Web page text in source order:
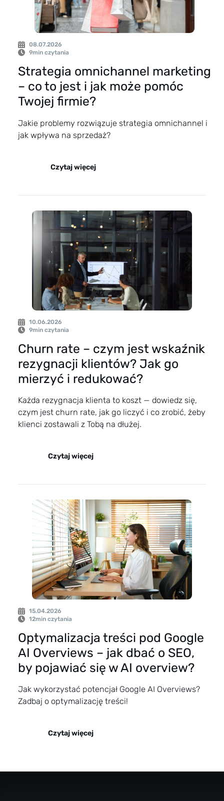
08.07.2026
9min czytania
Strategia omnichannel marketing
– co to jest i jak może pomóc
Twojej firmie?
Jakie problemy rozwiązuje strategia omnichannel i
jak wpływa na sprzedaż?
Czytaj więcej
10.06.2026
9min czytania
Churn rate – czym jest wskaźnik
rezygnacji klientów? Jak go
mierzyć i redukować?
Każda rezygnacja klienta to koszt — dowiedz się,
czym jest churn rate, jak go liczyć i co zrobić, żeby
klienci zostawali z Tobą na dłużej.
Czytaj więcej
15.04.2026
12min czytania
Optymalizacja treści pod Google
AI Overviews – jak dbać o SEO,
by pojawiać się w AI overview?
Jak wykorzystać potencjał Google AI Overviews?
Zadbaj o optymalizację treści!
Czytaj więcej